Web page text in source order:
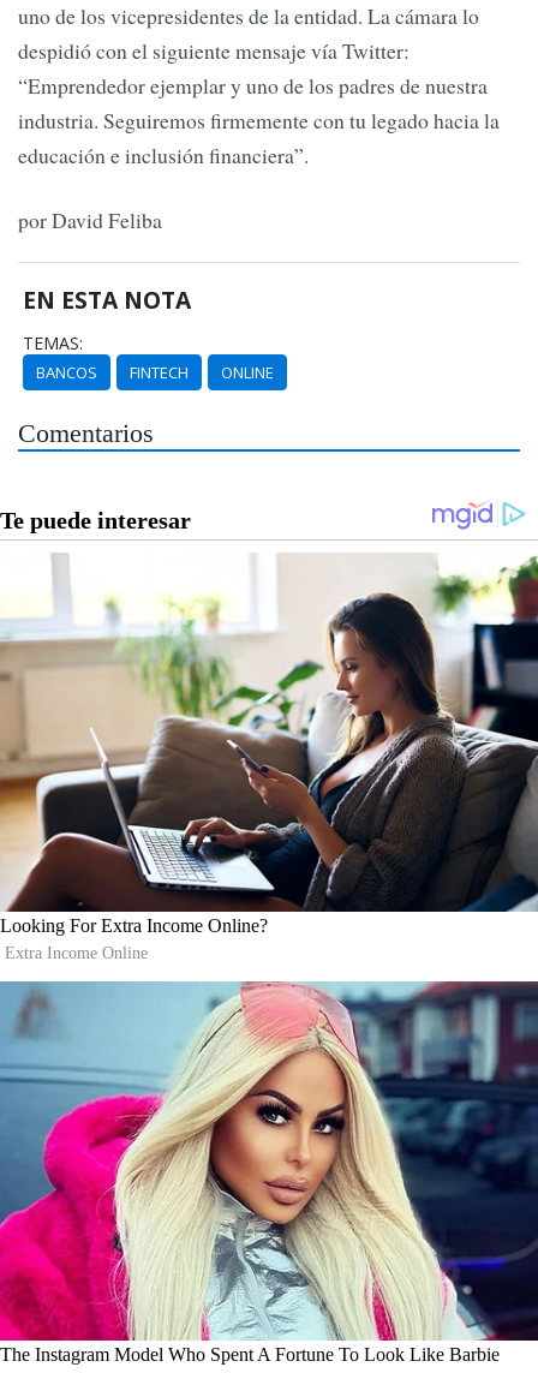
uno de los vicepresidentes de la entidad. La cámara lo
despidió con el siguiente mensaje vía Twitter:
“Emprendedor ejemplar y uno de los padres de nuestra
industria. Seguiremos firmemente con tu legado hacia la
educación e inclusión financiera”.
por David Feliba
EN ESTA NOTA
TEMAS:
BANCOS FINTECH ONLINE
Comentarios